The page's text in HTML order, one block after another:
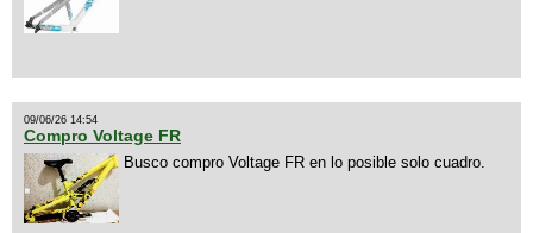
09/06/26 14:54
Compro Voltage FR
Busco compro Voltage FR en lo posible solo cuadro.